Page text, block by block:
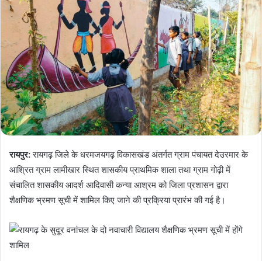
रायपुर:रायगढ़ जिले के धरमजयगढ़ विकासखंड अंतर्गत ग्राम पंचायत देउरमार के
आश्रित ग्राम लामीखार स्थित शासकीय प्राथमिक शाला तथा ग्राम गोढ़ी में
संचालित शासकीय आदर्श आदिवासी कन्या आश्रम को जिला प्रशासन द्वारा
शैक्षणिक भ्रमण सूची में शामिल किए जाने की प्रक्रिया प्रारंभ की गई है।